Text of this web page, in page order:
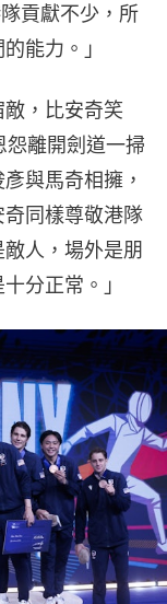
貢獻不少，所
能力。」
，比安奇笑
怨離開劍道一掃
與馬奇相擁，
同樣尊敬港隊
人，場外是朋
分正常。」